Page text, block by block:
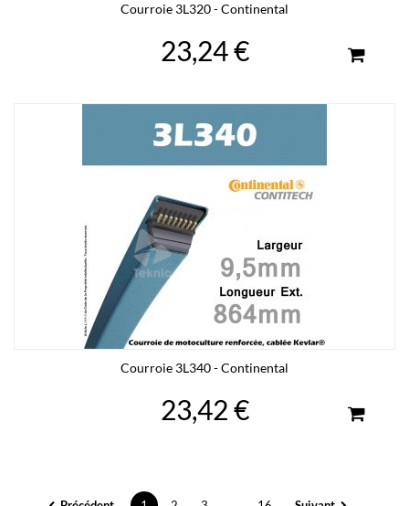
Courroie 3L320 - Continental
23,24 €
Courroie 3L340 - Continental
23,42 €